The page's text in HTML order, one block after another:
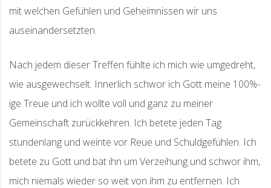
mit welchen Gefühlen und Geheimnissen wir uns
auseinandersetzten.
Nach jedem dieser Treffen fühlte ich mich wie umgedreht,
wie ausgewechselt. Innerlich schwor ich Gott meine 100%-
ige Treue und ich wollte voll und ganz zu meiner
Gemeinschaft zurückkehren. Ich betete jeden Tag
stundenlang und weinte vor Reue und Schuldgefühlen. Ich
betete zu Gott und bat ihn um Verzeihung und schwor ihm,
mich niemals wieder so weit von ihm zu entfernen. Ich